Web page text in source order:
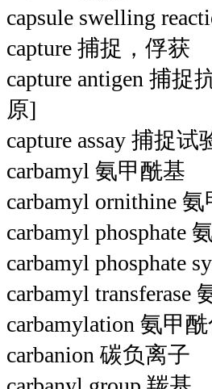
capsule swelling
capture 捕捉，俘获
capture antigen 捕
原]
capture assay 捕捉试
carbamyl 氨甲酰基
carbamyl ornithine
carbamyl phosphate
carbamyl phosphate
carbamyl
carbamylation 氨甲
carbanion 碳负离子